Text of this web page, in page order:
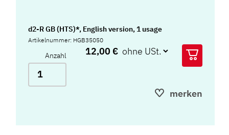
d2-R GB (HTS)*, English version, 1 usage
Artikelnummer: HGB35050
Anzahl 12,00 €
merken